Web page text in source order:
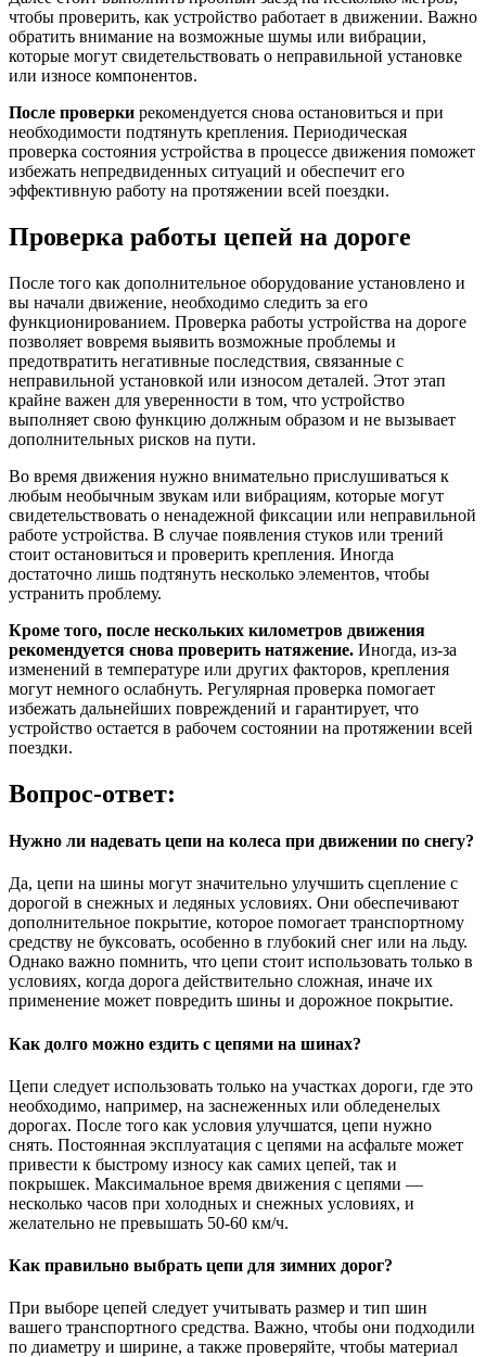
чтобы проверить, как устройство работает в движении. Важно
обратить внимание на возможные шумы или вибрации,
которые могут свидетельствовать о неправильной установке
или износе компонентов.
После проверки рекомендуется снова остановиться и при
необходимости подтянуть крепления. Периодическая
проверка состояния устройства в процессе движения поможет
избежать непредвиденных ситуаций и обеспечит его
эффективную работу на протяжении всей поездки.
Проверка работы цепей на дороге
После того как дополнительное оборудование установлено и
вы начали движение, необходимо следить за его
функционированием. Проверка работы устройства на дороге
позволяет вовремя выявить возможные проблемы и
предотвратить негативные последствия, связанные с
неправильной установкой или износом деталей. Этот этап
крайне важен для уверенности в том, что устройство
выполняет свою функцию должным образом и не вызывает
дополнительных рисков на пути.
Во время движения нужно внимательно прислушиваться к
любым необычным звукам или вибрациям, которые могут
свидетельствовать о ненадежной фиксации или неправильной
работе устройства. В случае появления стуков или трений
стоит остановиться и проверить крепления. Иногда
достаточно лишь подтянуть несколько элементов, чтобы
устранить проблему.
Кроме того, после нескольких километров движения
рекомендуется снова проверить натяжение. Иногда, из-за
изменений в температуре или других факторов, крепления
могут немного ослабнуть. Регулярная проверка помогает
избежать дальнейших повреждений и гарантирует, что
устройство остается в рабочем состоянии на протяжении всей
поездки.
Вопрос-ответ:
Нужно ли надевать цепи на колеса при движении по снегу?
Да, цепи на шины могут значительно улучшить сцепление с
дорогой в снежных и ледяных условиях. Они обеспечивают
дополнительное покрытие, которое помогает транспортному
средству не буксовать, особенно в глубокий снег или на льду.
Однако важно помнить, что цепи стоит использовать только в
условиях, когда дорога действительно сложная, иначе их
применение может повредить шины и дорожное покрытие.
Как долго можно ездить с цепями на шинах?
Цепи следует использовать только на участках дороги, где это
необходимо, например, на заснеженных или обледенелых
дорогах. После того как условия улучшатся, цепи нужно
снять. Постоянная эксплуатация с цепями на асфальте может
привести к быстрому износу как самих цепей, так и
покрышек. Максимальное время движения с цепями —
несколько часов при холодных и снежных условиях, и
желательно не превышать 50-60 км/ч.
Как правильно выбрать цепи для зимних дорог?
При выборе цепей следует учитывать размер и тип шин
вашего транспортного средства. Важно, чтобы они подходили
по диаметру и ширине, а также проверяйте, чтобы материал